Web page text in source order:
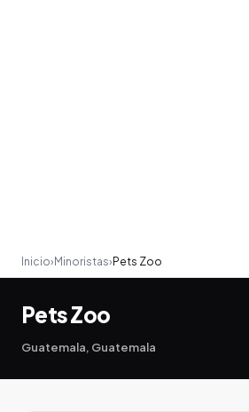
Inicio› Minoristas› Pets Zoo
Pets Zoo
Guatemala, Guatemala